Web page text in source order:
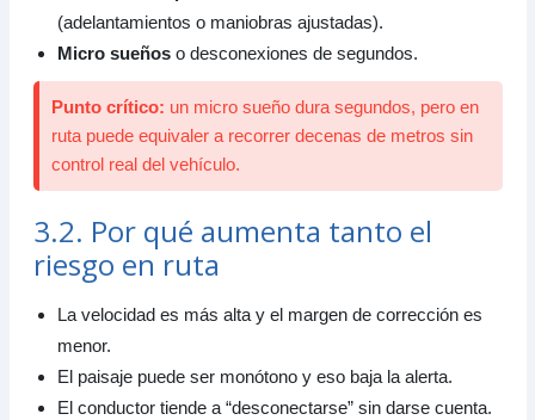
(adelantamientos o maniobras ajustadas).
Micro sueñoso desconexiones de segundos.
Punto crítico: un micro sueño dura segundos, pero en
ruta puede equivaler a recorrer decenas de metros sin
control real del vehículo.
3.2. Por qué aumenta tanto el
riesgo en ruta
La velocidad es más alta y el margen de corrección es
menor.
El paisaje puede ser monótono y eso baja la alerta.
El conductor tiende a “desconectarse” sin darse cuenta.